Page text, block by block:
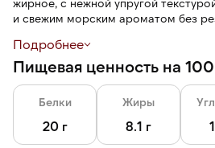
жирное, с нежной упругой
и свежим морским ароматом без
Разделка облегчает работу на
Трим D — рыба очищена от хребта и
спинного плавника, жаберной
плавника, пинбона кости, брюха,
Подробнее
Пищевая ценность на 100
Белки
20 г
Жиры
8.1 г